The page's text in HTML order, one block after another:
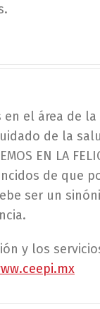
en el área de
de la
EN LA
de que
ser un
y los